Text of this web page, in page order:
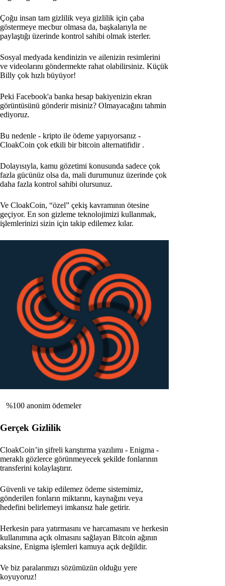
Çoğu insan tam gizlilik veya gizlilik için çaba
göstermeye mecbur olmasa da, başkalarıyla ne
paylaştığı üzerinde kontrol sahibi olmak isterler.
Sosyal medyada kendinizin ve ailenizin resimlerini
ve videolarını göndermekte rahat olabilirsiniz. Küçük
Billy çok hızlı büyüyor!
Peki Facebook'a banka hesap bakiyenizin ekran
görüntüsünü gönderir misiniz? Olmayacağını tahmin
ediyoruz.
Bu nedenle - kripto ile ödeme yapıyorsanız -
CloakCoin çok etkili bir bitcoin alternatifidir .
Dolayısıyla, kamu gözetimi konusunda sadece çok
fazla gücünüz olsa da, mali durumunuz üzerinde çok
daha fazla kontrol sahibi olursunuz.
Ve CloakCoin, “özel” çekiş kavramının ötesine
geçiyor. En son gizleme teknolojimizi kullanmak,
işlemlerinizi sizin için takip edilemez kılar.
%100 anonim ödemeler
Gerçek Gizlilik
CloakCoin’in şifreli karıştırma yazılımı - Enigma -
meraklı gözlerce görünmeyecek şekilde fonlarının
transferini kolaylaştırır.
Güvenli ve takip edilemez ödeme sistemimiz,
gönderilen fonların miktarını, kaynağını veya
hedefini belirlemeyi imkansız hale getirir.
Herkesin para yatırmasını ve harcamasını ve herkesin
kullanımına açık olmasını sağlayan Bitcoin ağının
aksine, Enigma işlemleri kamuya açık değildir.
Ve biz paralarımızı sözümüzün olduğu yere
koyuyoruz!